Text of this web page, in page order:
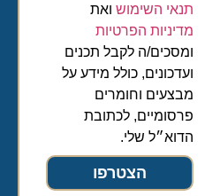
תנאי השימושואת
מדיניות הפרטיות
ומסכים/ה לקבל תכנים
ועדכונים, כולל מידע על
מבצעים וחומרים
פרסומיים, לכתובת
הדוא״ל שלי.
הצטרפו